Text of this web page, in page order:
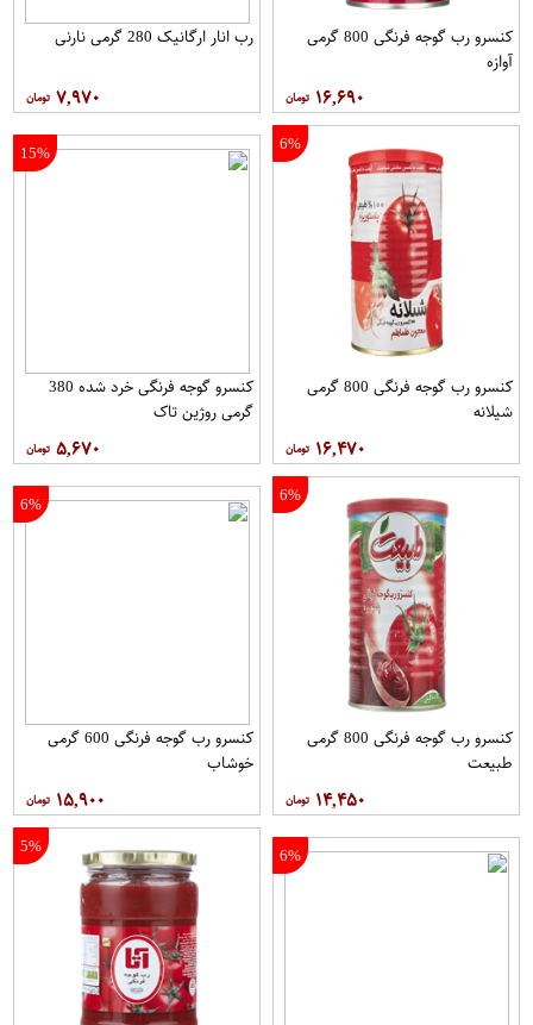
کنسرو رب گوجه فرنگی 800 گرمی
آوازه
۱۶,۶۹۰
رب انار ارگانیک 280 گرمی نارنی
۷,۹۷۰
6%
کنسرو رب گوجه فرنگی 800 گرمی
شیلانه
۱۶,۴۷۰
15%
کنسرو گوجه فرنگی خرد شده 380
گرمی روژین تاک
۵,۶۷۰
6%
کنسرو رب گوجه فرنگی 800 گرمی
طبیعت
۱۴,۴۵۰
6%
کنسرو رب گوجه فرنگی 600 گرمی
خوشاب
۱۵,۹۰۰
6%
5%